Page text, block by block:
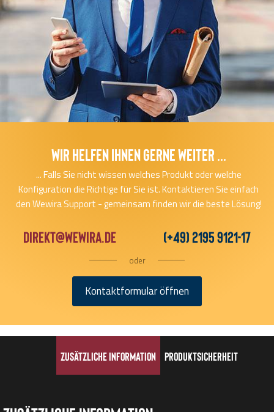
Wir helfen Ihnen gerne Weiter ...
... Falls Sie nicht wissen welches Produkt oder welche
Konfiguration die Richtige für Sie ist. Kontaktieren Sie einfach
den Wewira Support - gemeinsam finden wir die beste Lösung!
direkt@wewira.de (+49) 2195 9121-17
oder
Kontaktformular öffnen
Zusätzliche Information Produktsicherheit